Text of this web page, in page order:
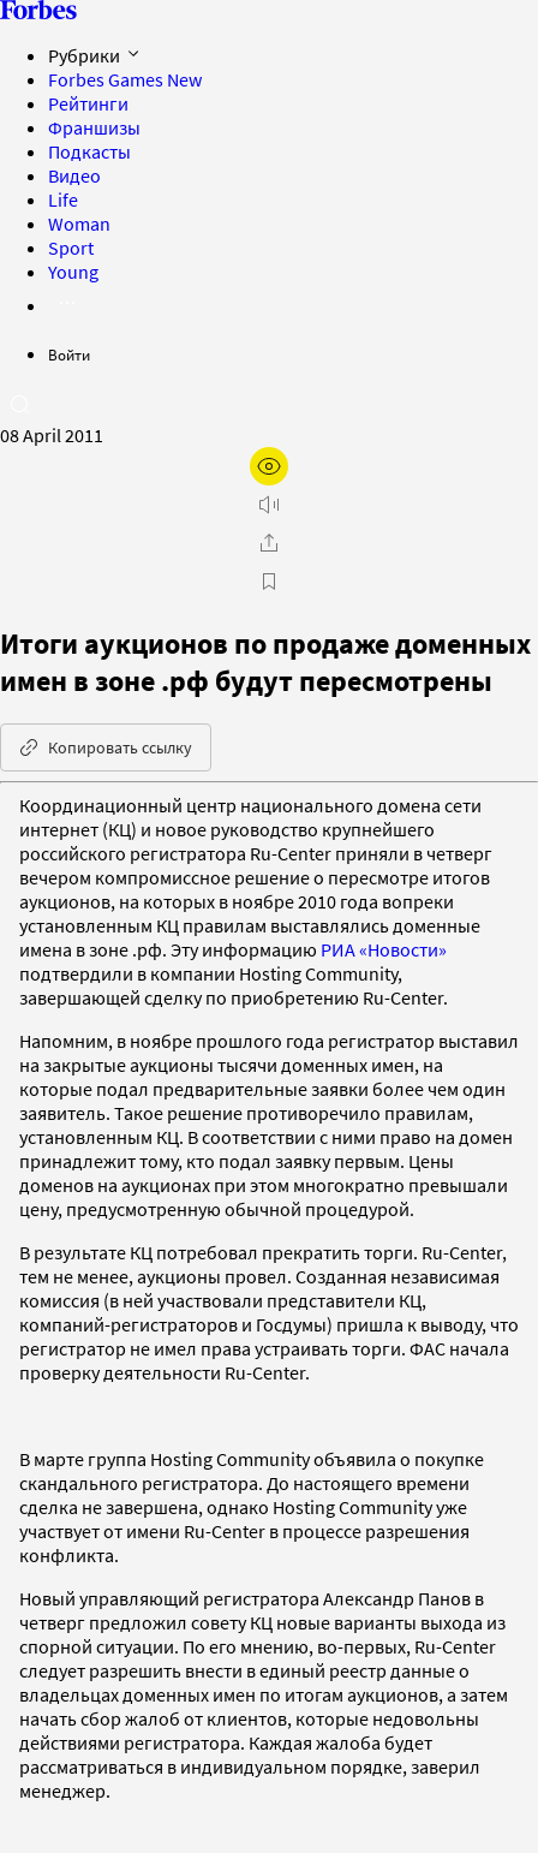
Рубрики
Forbes Games New
Рейтинги
Франшизы
Подкасты
Видео
Life
Woman
Sport
Young
Войти
08 April 2011
Итоги аукционов по продаже доменных
имен в зоне .рф будут пересмотрены
Копировать ссылку
Координационный центр национального домена сети
интернет (КЦ) и новое руководство крупнейшего
российского регистратора Ru-Center приняли в четверг
вечером компромиссное решение о пересмотре итогов
аукционов, на которых в ноябре 2010 года вопреки
установленным КЦ правилам выставлялись доменные
имена в зоне .рф. Эту информацию РИА «Новости»
подтвердили в компании Hosting Community,
завершающей сделку по приобретению Ru-Center.
Напомним, в ноябре прошлого года регистратор выставил
на закрытые аукционы тысячи доменных имен, на
которые подал предварительные заявки более чем один
заявитель. Такое решение противоречило правилам,
установленным КЦ. В соответствии с ними право на домен
принадлежит тому, кто подал заявку первым. Цены
доменов на аукционах при этом многократно превышали
цену, предусмотренную обычной процедурой.
В результате КЦ потребовал прекратить торги. Ru-Center,
тем не менее, аукционы провел. Созданная независимая
комиссия (в ней участвовали представители КЦ,
компаний-регистраторов и Госдумы) пришла к выводу, что
регистратор не имел права устраивать торги. ФАС начала
проверку деятельности Ru-Center.
В марте группа Hosting Community объявила о покупке
скандального регистратора. До настоящего времени
сделка не завершена, однако Hosting Community уже
участвует от имени Ru-Center в процессе разрешения
конфликта.
Новый управляющий регистратора Александр Панов в
четверг предложил совету КЦ новые варианты выхода из
спорной ситуации. По его мнению, во-первых, Ru-Center
следует разрешить внести в единый реестр данные о
владельцах доменных имен по итогам аукционов, а затем
начать сбор жалоб от клиентов, которые недовольны
действиями регистратора. Каждая жалоба будет
рассматриваться в индивидуальном порядке, заверил
менеджер.